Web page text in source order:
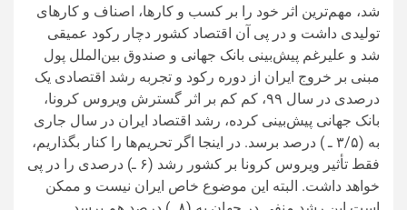
شد، مهم‌ترین اثر خود را بر کسب و کارها، اصناف و کارهای
تولیدی داشت و در پی آن اقتصاد کشور دچار رکود عمیقی
شد و علیرغم پیش‌بینی بانک جهانی و صندوق بین‌الملل پول
مبنی بر خروج ایران از دوره رکود و تجربه رشد اقتصادی یک
درصدی در سال ۹۹، کم کم بر اثر گسترش ویروس کرونا،
بانک جهانی پیش‌بینی کرده، رشد اقتصاد ایران در سال جاری
به (۳/۵ ـ ) درصد برسد. در اینجا اگر تحریم‌ها را کنار بگذاریم،
فقط تأثیر ویروس کرونا بر کشور رشد (۶ ـ) درصدی را در پی
خواهد داشت. البته این موضوع خاص ایران نیست و ممکن